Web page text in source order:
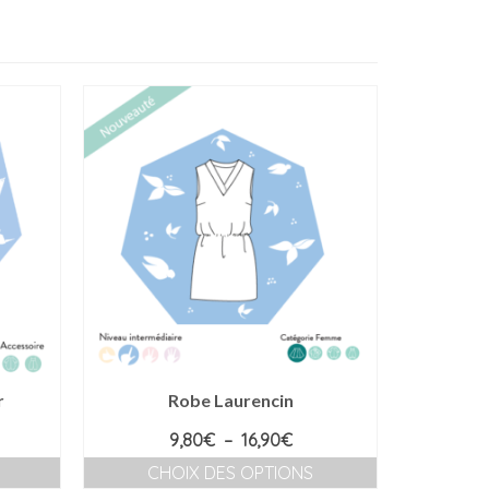
:
Robe Laurencin
9,80€ – 16,90€Plage
de
prix :
CHOIX DES OPTIONS